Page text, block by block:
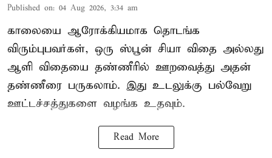
Published on: 04 Aug 2026, 3:34 am
காலையை ஆரோக்கியமாக தொடங்க
விரும்புபவர்கள், ஒரு ஸ்பூன் சியா விதை அல்லது
ஆளி விதையை தண்ணீரில் ஊறவைத்து அதன்
தண்ணீரை பருகலாம். இது உடலுக்கு பல்வேறு
ஊட்டச்சத்துகளை வழங்க உதவும்.
Read More